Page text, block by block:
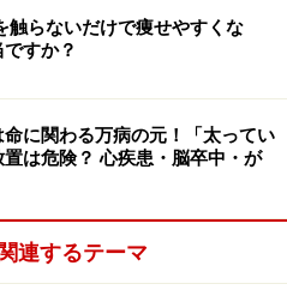
ドレッシングの作り
ても食塩が多く、味付けが
どこの家庭にもある材料で
ングです。
触らないだけで痩せやすくな
すか？
命に関わる万病の元！「太ってい
は危険？ 心疾患・脳卒中・が
連するテーマ